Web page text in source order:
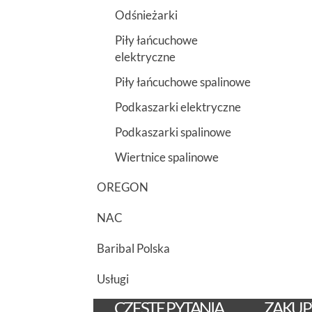
Odśnieżarki
Piły łańcuchowe
elektryczne
Piły łańcuchowe spalinowe
Podkaszarki elektryczne
Podkaszarki spalinowe
Wiertnice spalinowe
OREGON
NAC
Baribal Polska
Usługi
CZĘSTE PYTANIA